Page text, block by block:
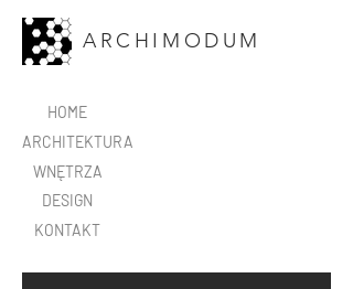
ARCHIMODUM
HOME
ARCHITEKTURA
WNĘTRZA
DESIGN
KONTAKT